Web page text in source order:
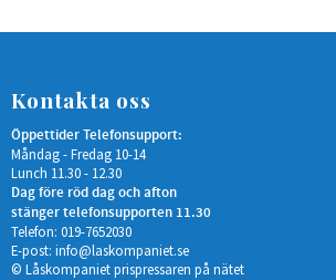
Kontakta oss
Öppettider Telefonsupport:
Måndag - Fredag 10-14
Lunch 11.30 - 12.30
Dag före röd dag och afton
stänger telefonsupporten 11.30
Telefon: 019-7652030
E-post: info@laskompaniet.se
© Låskompaniet prispressaren på nätet